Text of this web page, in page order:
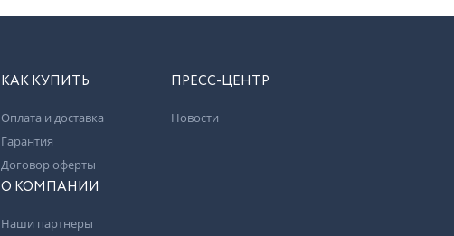
КАК КУПИТЬ
Оплата и доставка
Гарантия
Договор оферты
ПРЕСС-ЦЕНТР
Новости
О КОМПАНИИ
Наши партнеры